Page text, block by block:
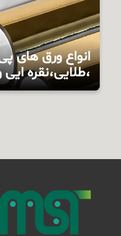
انواع ورق های
،طلایی،نقره